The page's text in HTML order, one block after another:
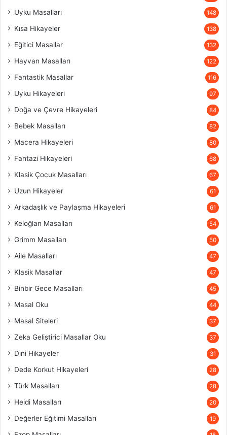
Uyku Masalları 148
Kısa Hikayeler 138
Eğitici Masallar 132
Hayvan Masalları 122
Fantastik Masallar 116
Uyku Hikayeleri 97
Doğa ve Çevre Hikayeleri 84
Bebek Masalları 82
Macera Hikayeleri 80
Fantazi Hikayeleri 68
Klasik Çocuk Masalları 67
Uzun Hikayeler 61
Arkadaşlık ve Paylaşma Hikayeleri 61
Keloğlan Masalları 54
Grimm Masalları 50
Aile Masalları 47
Klasik Masallar 47
Binbir Gece Masalları 45
Masal Oku 44
Masal Siteleri 37
Zeka Geliştirici Masallar Oku 37
Dini Hikayeler 31
Dede Korkut Hikayeleri 28
Türk Masalları 28
Heidi Masalları 20
Değerler Eğitimi Masalları 19